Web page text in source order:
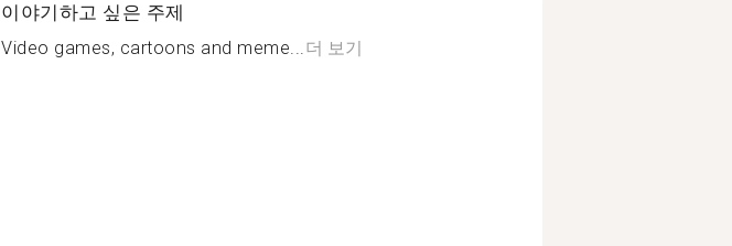
이야기하고 싶은 주제
Video games, cartoons and meme...더 보기